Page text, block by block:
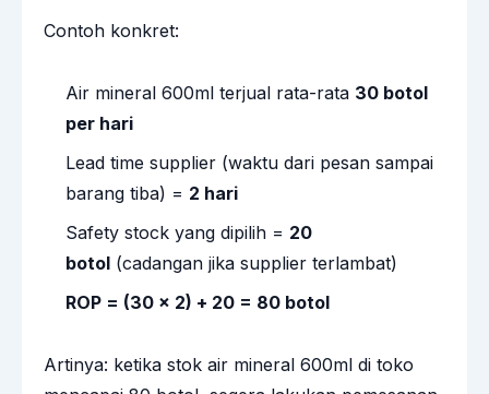
Contoh konkret:
Air mineral 600ml terjual rata-rata 30 botol
per hari
Lead time supplier (waktu dari pesan sampai
barang tiba) = 2 hari
Safety stock yang dipilih = 20
botol (cadangan jika supplier terlambat)
ROP = (30 × 2) + 20 = 80 botol
Artinya: ketika stok air mineral 600ml di toko